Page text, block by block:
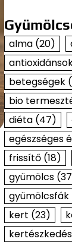
alma(20)
betegségek
bio
diéta(47)
egészséges
frissítő(18)
gyümölcs
gyümölcsfák
kert (23)
kertészkedés